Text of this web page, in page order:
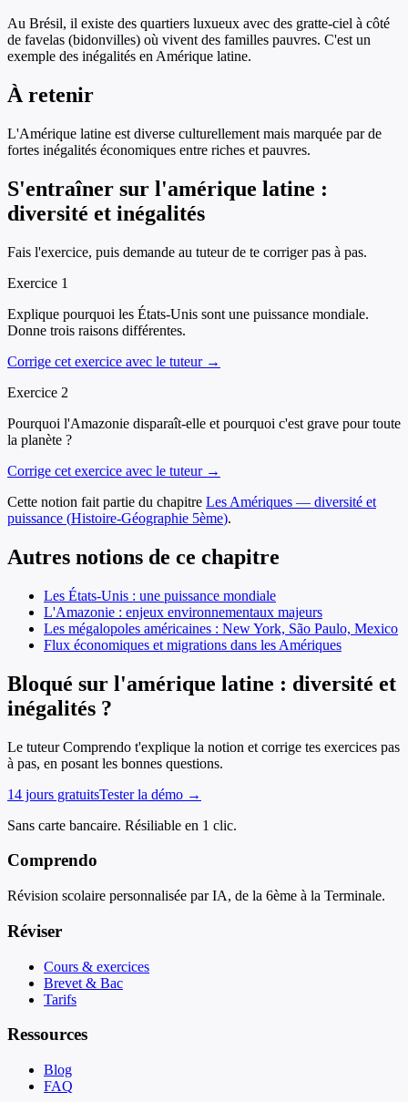
Au Brésil, il existe des quartiers luxueux avec des gratte-ciel à côté
de favelas (bidonvilles) où vivent des familles pauvres. C'est un
exemple des inégalités en Amérique latine.
À retenir
L'Amérique latine est diverse culturellement mais marquée par de
fortes inégalités économiques entre riches et pauvres.
S'entraîner sur l'amérique latine :
diversité et inégalités
Fais l'exercice, puis demande au tuteur de te corriger pas à pas.
Exercice 1
Explique pourquoi les États-Unis sont une puissance mondiale.
Donne trois raisons différentes.
Corrige cet exercice avec le tuteur →
Exercice 2
Pourquoi l'Amazonie disparaît-elle et pourquoi c'est grave pour toute
la planète ?
Corrige cet exercice avec le tuteur →
Cette notion fait partie du chapitre Les Amériques — diversité et
puissance (Histoire-Géographie 5ème).
Autres notions de ce chapitre
Les États-Unis : une puissance mondiale
L'Amazonie : enjeux environnementaux majeurs
Les mégalopoles américaines : New York, São Paulo, Mexico
Flux économiques et migrations dans les Amériques
Bloqué sur l'amérique latine : diversité et
inégalités ?
Le tuteur Comprendo t'explique la notion et corrige tes exercices pas
à pas, en posant les bonnes questions.
14 jours gratuitsTester la démo →
Sans carte bancaire. Résiliable en 1 clic.
Comprendo
Révision scolaire personnalisée par IA, de la 6ème à la Terminale.
Réviser
Cours & exercices
Brevet & Bac
Tarifs
Ressources
Blog
FAQ